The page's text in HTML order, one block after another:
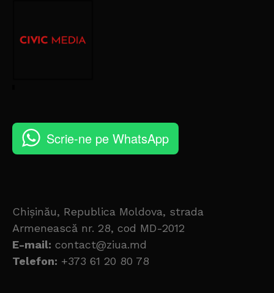
Scrie-ne pe WhatsApp
Chișinău, Republica Moldova, strada
Armenească nr. 28, cod MD-2012
E-mail: contact@ziua.md
Telefon: +373 61 20 80 78